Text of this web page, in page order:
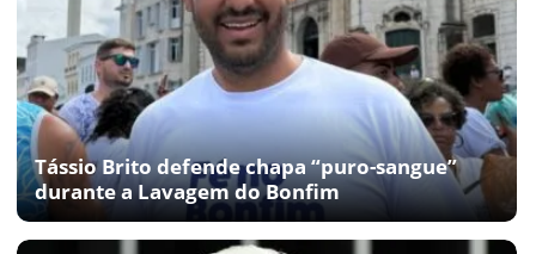
Tássio Brito defende chapa “puro-sangue”
durante a Lavagem do Bonfim